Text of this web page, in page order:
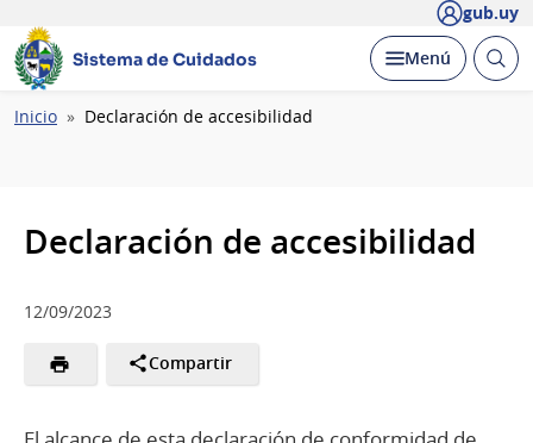
gub.uy
Sistema de Cuidados Desplegar
Menú Abrir
Ruta
Inicio Declaración de accesibilidad
Declaración de accesibilidad
12/09/2023
Compartir